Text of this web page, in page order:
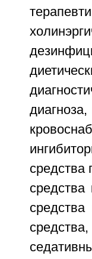
средства
средства
средства